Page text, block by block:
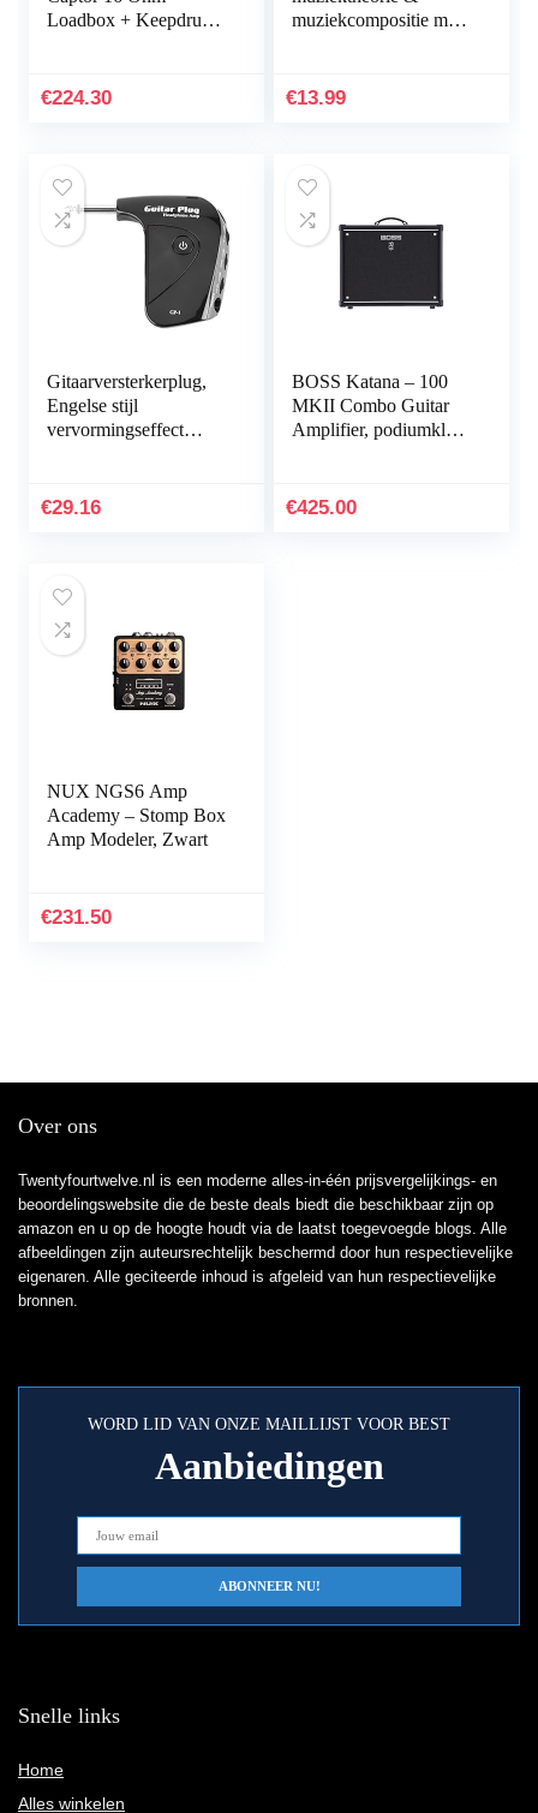
Loadbox + Keepdrum
€224.30
muziekcompositie met
Toonladders &
€13.99
Gitaarversterkerplug,
Engelse stijl
vervormingseffect
stabiel voor gitaar
€29.16
BOSS Katana – 100
MKII Combo Guitar
Amplifier, podiumklare
speaker
€425.00
NUX NGS6 Amp
Academy – Stomp Box
Amp Modeler, Zwart
€231.50
Over ons
Twentyfourtwelve.nl is een moderne alles-in-één prijsvergelijkings- en
beoordelingswebsite die de beste deals biedt die beschikbaar zijn op
amazon en u op de hoogte houdt via de laatst toegevoegde blogs. Alle
afbeeldingen zijn auteursrechtelijk beschermd door hun respectievelijke
eigenaren. Alle geciteerde inhoud is afgeleid van hun respectievelijke
bronnen.
WORD LID VAN ONZE MAILLIJST VOOR BEST
Aanbiedingen
Snelle links
Home
Alles winkelen